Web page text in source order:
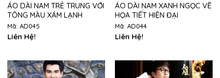
ÁO DÀI NAM TRẺ TRUNG VỚI
TÔNG MÀU XÁM LẠNH
Mã: AD045
Liên Hệ!
ÁO DÀI NAM XANH NGỌC VẼ
HỌA TIẾT HIỆN ĐẠI
Mã: AD044
Liên Hệ!